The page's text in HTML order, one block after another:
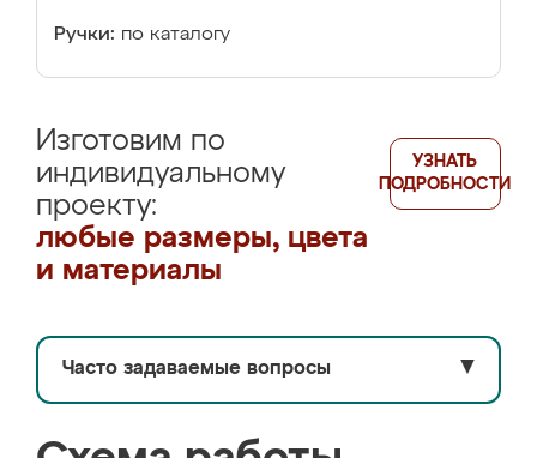
Ручки: по каталогу
Изготовим по
индивидуальному
проекту:
любые размеры, цвета
и материалы
УЗНАТЬ
ПОДРОБНОСТИ
Часто задаваемые вопросы ▼